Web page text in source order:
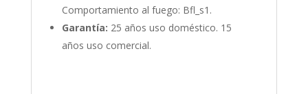
Comportamiento al fuego: Bfl_s1.
Garantía: 25 años uso doméstico. 15
años uso comercial.